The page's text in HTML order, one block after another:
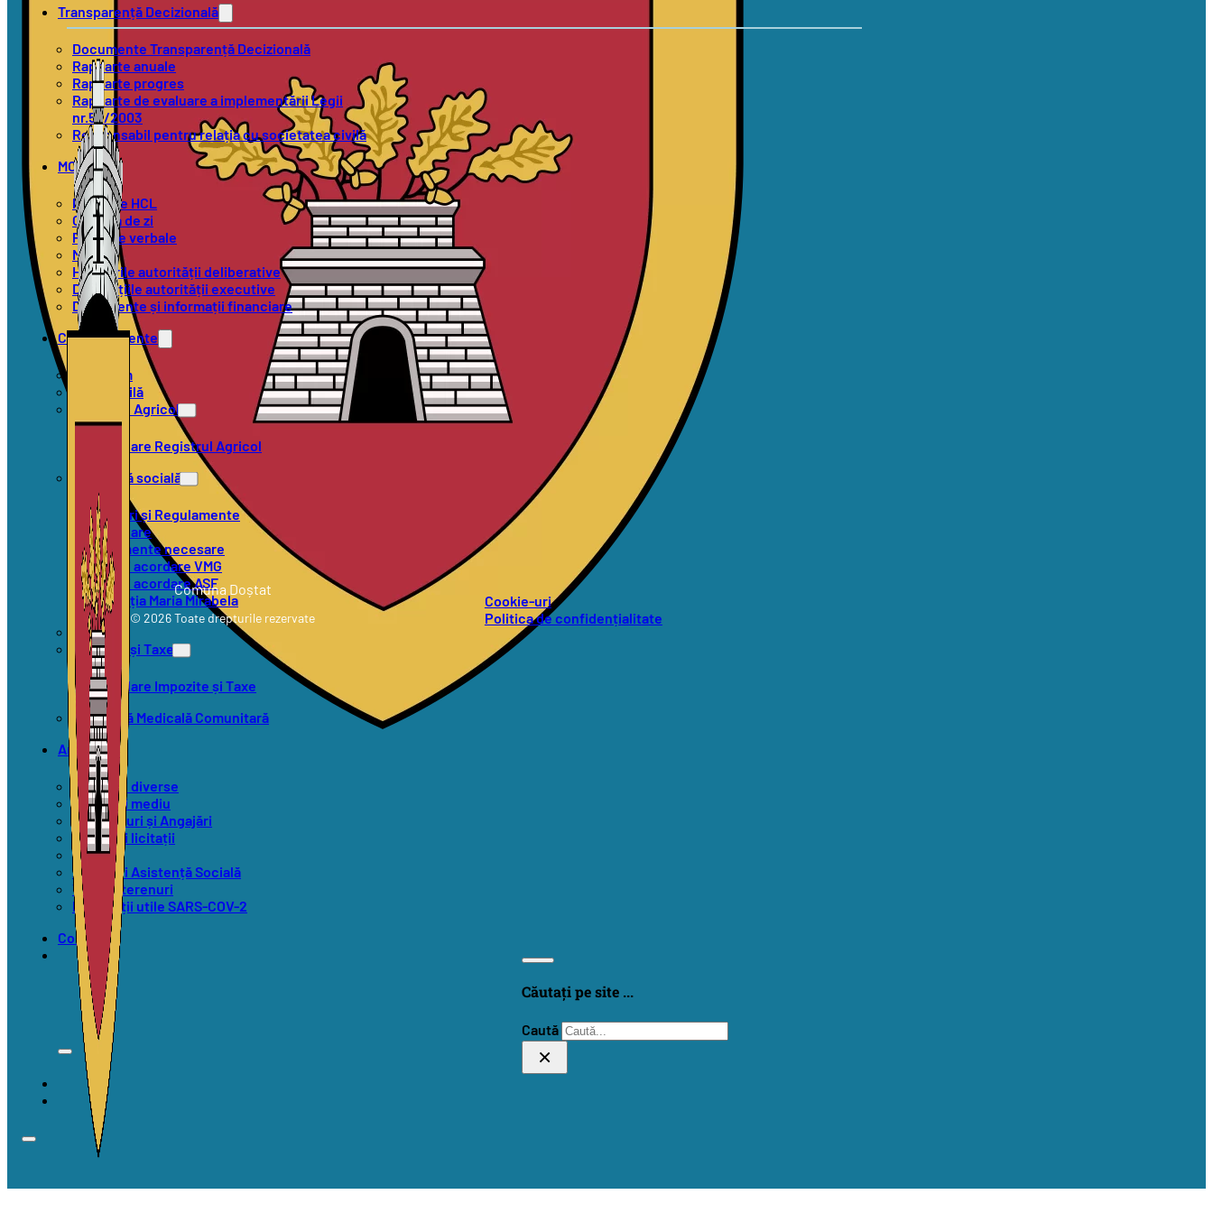
Transparență Decizională
Documente Transparență Decizională
Rapoarte anuale
Rapoarte progres
Rapoarte de evaluare a implementării Legii
nr.52/2003
Responsabil pentru relația cu societatea civilă
MOL
Proiecte HCL
Ordinea de zi
Procese verbale
Minute
Hotărârile autorității deliberative
Dispozițiile autorității executive
Documente și informații financiare
Compartimente
Urbanism
Stare Civilă
Registrul Agricol
Formulare Registrul Agricol
Asistență socială
Hotărâri și Regulamente
Formulare
Documente necesare
Criterii acordare VMG
Criterii acordare ASF
Asociația Maria Mirabela
SVSU
Impozite și Taxe
Formulare Impozite și Taxe
Asistență Medicală Comunitară
Anunțuri
Anunțuri diverse
Anunțuri mediu
Concursuri și Angajări
Anunțuri licitații
Alegeri
Anunțuri Asistență Socială
Vânzări terenuri
Informații utile SARS-COV-2
Contact
Căutați pe site ...
Caută
×
Comuna Doștat
© 2026 Toate drepturile rezervate
Cookie-uri
Politica de confidențialitate